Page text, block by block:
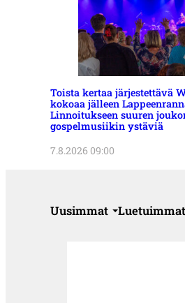
Toista kertaa järjestettävä
kokoaa jälleen
Linnoitukseen suuren
gospelmusiikin ystäviä
7.8.2026 09:00
Uusimmat Luetuimmat